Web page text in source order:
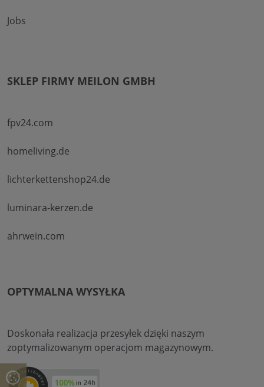
Jobs
SKLEP FIRMY MEILON GMBH
fpv24.com
homeliving.de
lichterkettenshop24.de
luminara-kerzen.de
ahrwein.com
OPTYMALNA WYSYŁKA
Doskonała realizacja przesyłek dzięki naszym
zoptymalizowanym operacjom magazynowym.